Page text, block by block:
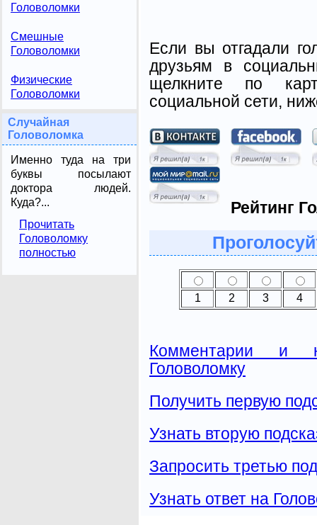
Головоломки
Смешные
Головоломки
Физические
Головоломки
Случайная
Головоломка
Именно туда на три
буквы посылают
доктора людей.
Куда?...
Прочитать
Головоломку
полностью
Если вы отгадали
друзьям в
щелкните по
социальной сети,
Рейтинг
1 2 3 4
Комментарии и
Головоломку
Получить первую
Узнать вторую
Запросить третью
Узнать ответ на